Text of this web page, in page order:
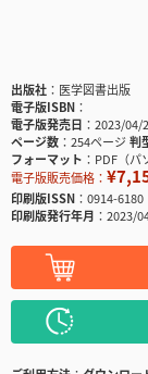
出版社
医学図書出版
電子版ISBN
電子版発売日
2023/04/
ページ数
254ページ判
フォーマット
PDF（パ
電子版販売価格：
印刷版ISSN
0914-6180
印刷版発行年月
2023/